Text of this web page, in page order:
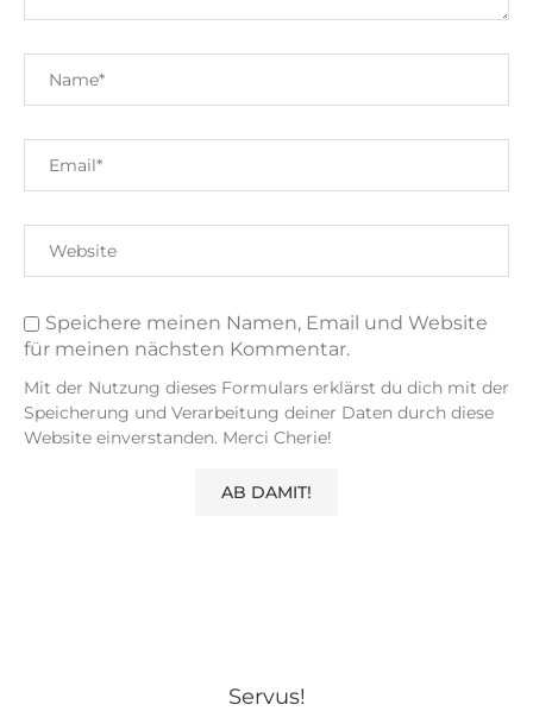
Speichere meinen Namen, Email und Website
für meinen nächsten Kommentar.
Mit der Nutzung dieses Formulars erklärst du dich mit der
Speicherung und Verarbeitung deiner Daten durch diese
Website einverstanden. Merci Cherie!
Servus!